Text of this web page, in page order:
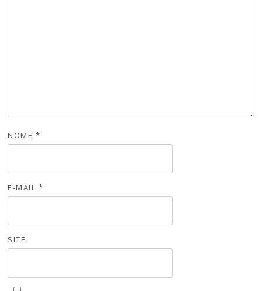
NOME *
E-MAIL *
SITE